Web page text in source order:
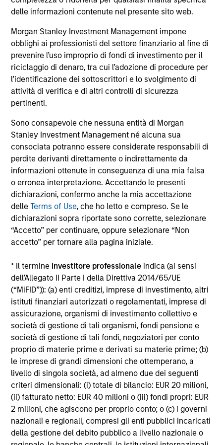
delle informazioni contenute nel presente sito web.
Morgan Stanley Investment Management impone
obblighi ai professionisti del settore finanziario al fine di
prevenire l’uso improprio di fondi di investimento per il
riciclaggio di denaro, tra cui l’adozione di procedure per
l’identificazione dei sottoscrittori e lo svolgimento di
attività di verifica e di altri controlli di sicurezza
pertinenti.
Sono consapevole che nessuna entità di Morgan
Stanley Investment Management né alcuna sua
consociata potranno essere considerate responsabili di
perdite derivanti direttamente o indirettamente da
informazioni ottenute in conseguenza di una mia falsa
o erronea interpretazione. Accettando le presenti
dichiarazioni, confermo anche la mia accettazione
delleTerms of Use, che ho letto e compreso. Se le
dichiarazioni sopra riportate sono corrette, selezionare
“Accetto” per continuare, oppure selezionare “Non
accetto” per tornare alla pagina iniziale.
* Il termine investitore professionale indica (ai sensi
dell’Allegato II Parte I della Direttiva 2014/65/UE
(“MiFID”)): (a) enti creditizi, imprese di investimento, altri
istituti finanziari autorizzati o regolamentati, imprese di
assicurazione, organismi di investimento collettivo e
società di gestione di tali organismi, fondi pensione e
società di gestione di tali fondi, negoziatori per conto
proprio di materie prime e derivati su materie prime; (b)
le imprese di grandi dimensioni che ottemperano, a
livello di singola società, ad almeno due dei seguenti
criteri dimensionali: (i) totale di bilancio: EUR 20 milioni,
(ii) fatturato netto: EUR 40 milioni o (iii) fondi propri: EUR
2 milioni, che agiscono per proprio conto; o (c) i governi
nazionali e regionali, compresi gli enti pubblici incaricati
della gestione del debito pubblico a livello nazionale o
all’emissione e al rimborso delle azioni. La fonte di tutti i
Investment Management Limited (“MSIM Ltd”).
Il valore degli investimenti e i proventi da essi derivanti
possono aumentare come diminuire e un investitore può
non
recuperare l'importo investito.
I dati di performance per i comparti con track record
inferiore a un anno non sono illustrati. Le performance sono
calcolate al netto delle commissioni. I dati di performance
da inizio anno non sono annualizzati. Le performance di
altre classi di azioni, se disponibili, potrebbero essere
diverse. Prima di investire si consiglia di valutare
attentamente gli obiettivi d’investimento, i rischi, le
commissioni e le spese del comparto.
Il ricorso alla leva aumenta i rischi: una variazione
relativamente contenuta nel valore di un investimento può
determinare una variazione molto più elevata, sia in senso
positivo che negativo, nel valore di quell’investimento e, di
conseguenza, nel valore del Comparto.
Alcuni documenti disponibili in questo sito possono
riguardare più comparti della gamma Morgan Stanley
sono disponibili in tutte le giurisdizioni e che i comparti non
sono disponibili per le persone residenti nelle giurisdizioni
in cui tale distribuzione o disponibilità sia contraria alle
leggi o ai regolamenti locali.
Più alta è la categoria (1-7), maggiore è il potenziale di
rendimento, ma anche il rischio di perdere l’investimento.
La categoria 1 non indica un investimento privo di rischio. Si
rimanda al Documento contenente informazioni chiave per
gli investitori (KIID), nella sezione Risorse, per il rating di
rischio specifico per le classi di azioni e le avvertenze.
Il Morningstar Rating™, o “star rating” viene calcolato per i
prodotti gestiti (inclusi fondi comuni, sottoconti di rendite
variabili e polizze vita variabili, exchange-traded fund, fondi
chiusi e conti separati) con uno storico minimo di tre anni.
Gli exchange-traded fund e i fondi comuni aperti sono
considerati come un’unica categoria a fini comparativi. Il
rating viene calcolato sulla base di una misura del